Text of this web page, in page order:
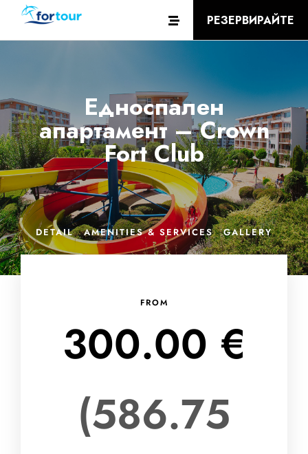
РЕЗЕРВИРАЙТЕ
Едноспален
апартамент – Crown
Fort Club
DETAIL AMENITIES & SERVICES GALLERY
FROM
300.00 €
(586.75